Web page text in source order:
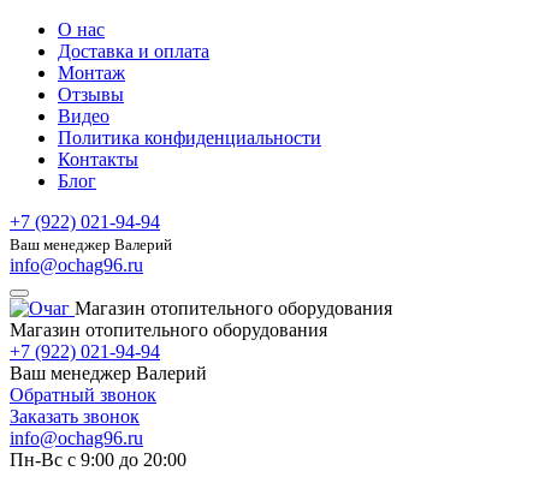
О нас
Доставка и оплата
Монтаж
Отзывы
Видео
Политика конфиденциальности
Контакты
Блог
+7 (922) 021-94-94
Ваш менеджер Валерий
info@ochag96.ru
Магазин отопительного оборудования
Магазин отопительного оборудования
+7 (922) 021-94-94
Ваш менеджер Валерий
Обратный звонок
Заказать звонок
info@ochag96.ru
Пн-Вс с 9:00 до 20:00